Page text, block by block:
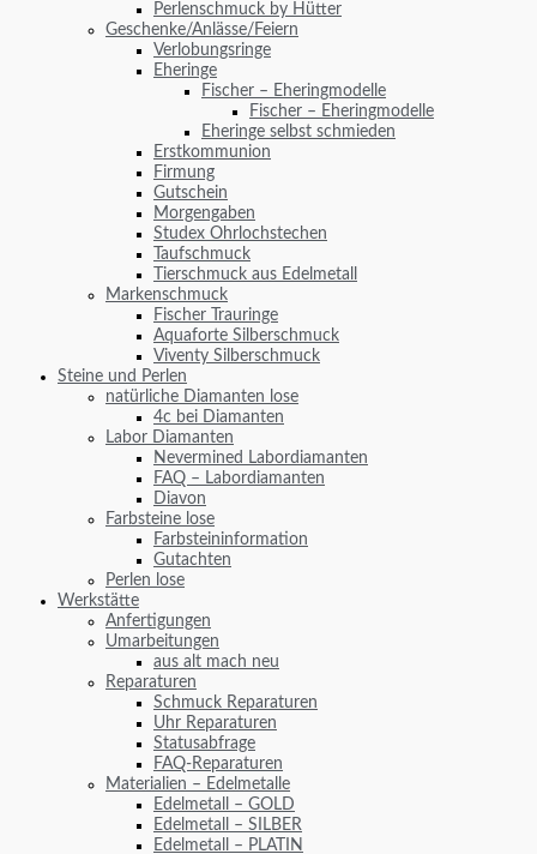
Perlenschmuck by Hütter
Geschenke/Anlässe/Feiern
Verlobungsringe
Eheringe
Fischer – Eheringmodelle
Fischer – Eheringmodelle
Eheringe selbst schmieden
Erstkommunion
Firmung
Gutschein
Morgengaben
Studex Ohrlochstechen
Taufschmuck
Tierschmuck aus Edelmetall
Markenschmuck
Fischer Trauringe
Aquaforte Silberschmuck
Viventy Silberschmuck
Steine und Perlen
natürliche Diamanten lose
4c bei Diamanten
Labor Diamanten
Nevermined Labordiamanten
FAQ – Labordiamanten
Diavon
Farbsteine lose
Farbsteininformation
Gutachten
Perlen lose
Werkstätte
Anfertigungen
Umarbeitungen
aus alt mach neu
Reparaturen
Schmuck Reparaturen
Uhr Reparaturen
Statusabfrage
FAQ-Reparaturen
Materialien – Edelmetalle
Edelmetall – GOLD
Edelmetall – SILBER
Edelmetall – PLATIN